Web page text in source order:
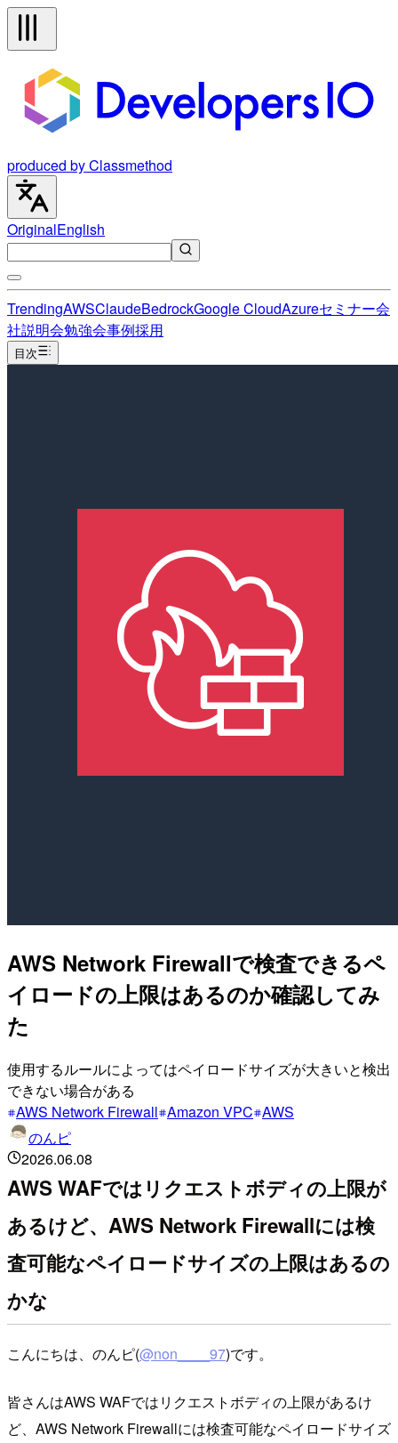
produced by Classmethod
OriginalEnglish
TrendingAWSClaudeBedrockGoogle CloudAzureセミナー会
社説明会勉強会事例採用
目次
AWS Network Firewallで検査できるペ
イロードの上限はあるのか確認してみ
た
使用するルールによってはペイロードサイズが大きいと検出
できない場合がある
AWS Network Firewall Amazon VPC AWS
のんピ
2026.06.08
AWS WAFではリクエストボディの上限が
あるけど、AWS Network Firewallには検
査可能なペイロードサイズの上限はあるの
かな
こんにちは、のんピ(@non____97)です。
皆さんはAWS WAFではリクエストボディの上限があるけ
ど、AWS Network Firewallには検査可能なペイロードサイズ